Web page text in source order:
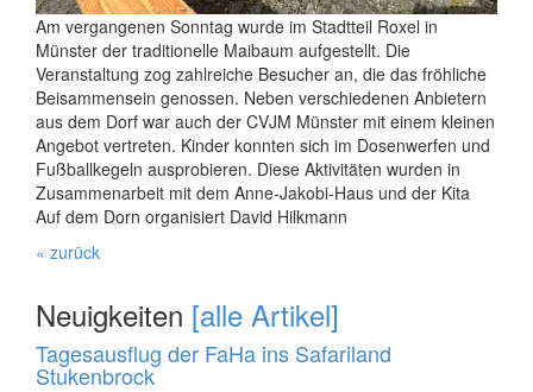
Am vergangenen Sonntag wurde im Stadtteil Roxel in
Münster der traditionelle Maibaum aufgestellt. Die
Veranstaltung zog zahlreiche Besucher an, die das fröhliche
Beisammensein genossen. Neben verschiedenen Anbietern
aus dem Dorf war auch der CVJM Münster mit einem kleinen
Angebot vertreten. Kinder konnten sich im Dosenwerfen und
Fußballkegeln ausprobieren. Diese Aktivitäten wurden in
Zusammenarbeit mit dem Anne-Jakobi-Haus und der Kita
Auf dem Dorn organisiert David Hilkmann
« zurück
Neuigkeiten [alle Artikel]
Tagesausflug der FaHa ins Safariland
Stukenbrock